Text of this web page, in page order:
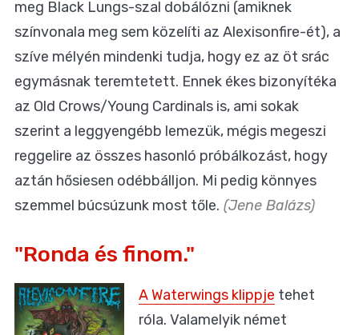
meg Black Lungs-szal dobálózni (amiknek
színvonala meg sem közelíti az Alexisonfire-ét), a
szíve mélyén mindenki tudja, hogy ez az öt srác
egymásnak teremtetett. Ennek ékes bizonyítéka
az Old Crows/Young Cardinals is, ami sokak
szerint a leggyengébb lemezük, mégis megeszi
reggelire az összes hasonló próbálkozást, hogy
aztán hősiesen odébbálljon. Mi pedig könnyes
szemmel búcsúzunk most tőle. (Jene Balázs)
"Ronda és finom."
A Waterwings klippje tehet
róla. Valamelyik német